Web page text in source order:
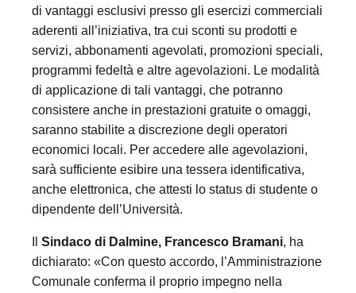
di vantaggi esclusivi presso gli esercizi commerciali
aderenti all’iniziativa, tra cui sconti su prodotti e
servizi, abbonamenti agevolati, promozioni speciali,
programmi fedeltà e altre agevolazioni. Le modalità
di applicazione di tali vantaggi, che potranno
consistere anche in prestazioni gratuite o omaggi,
saranno stabilite a discrezione degli operatori
economici locali. Per accedere alle agevolazioni,
sarà sufficiente esibire una tessera identificativa,
anche elettronica, che attesti lo status di studente o
dipendente dell’Università.
Sindaco di Dalmine, Francesco Bramani, ha
dichiarato: «Con questo accordo, l’Amministrazione
Comunale conferma il proprio impegno nella